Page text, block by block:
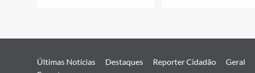
Últimas Notícias Destaques Reporter Cidadão Geral